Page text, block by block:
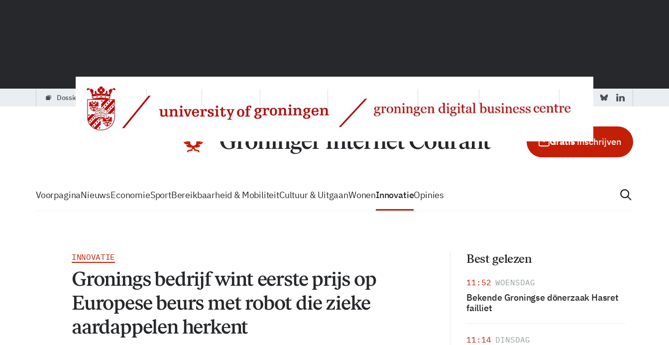
dossiers
Gratisinschrijven
VoorpaginaNieuwsEconomieSportBereikbaarheid & MobiliteitCultuur & UitgaanWonenInnovatieOpinies
INNOVATIE
Gronings bedrijf wint eerste prijs op
Europese beurs met robot die zieke
aardappelen herkent
Best gelezen
11:52 WOENSDAG
Bekende Groningse dönerzaak Hasret
failliet
11:14 DINSDAG